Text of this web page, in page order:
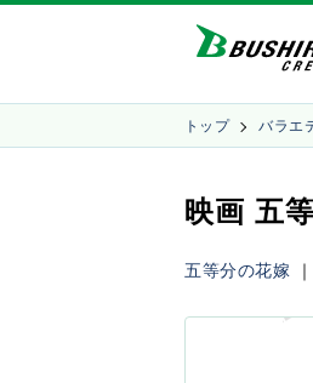
トップ バラエ
映画 五
五等分の花嫁